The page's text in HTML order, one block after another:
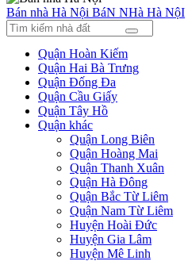
Bán nhà Hà Nội BáN NHà Hà NộI
Quận Hoàn Kiếm
Quận Hai Bà Trưng
Quận Đống Đa
Quận Cầu Giấy
Quận Tây Hồ
Quận khác
Quận Long Biên
Quận Hoàng Mai
Quận Thanh Xuân
Quận Hà Đông
Quận Bắc Từ Liêm
Quận Nam Từ Liêm
Huyện Hoài Đức
Huyện Gia Lâm
Huyện Mê Linh